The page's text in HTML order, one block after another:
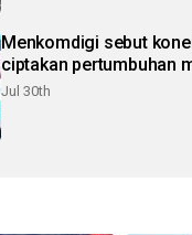
Menkomdigi sebut
ciptakan pertumbuhan
Jul 30th